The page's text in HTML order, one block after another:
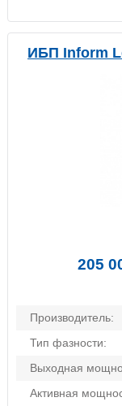
ИБП Inform
Производитель:
Тип фазности:
Выходная
Активная
205